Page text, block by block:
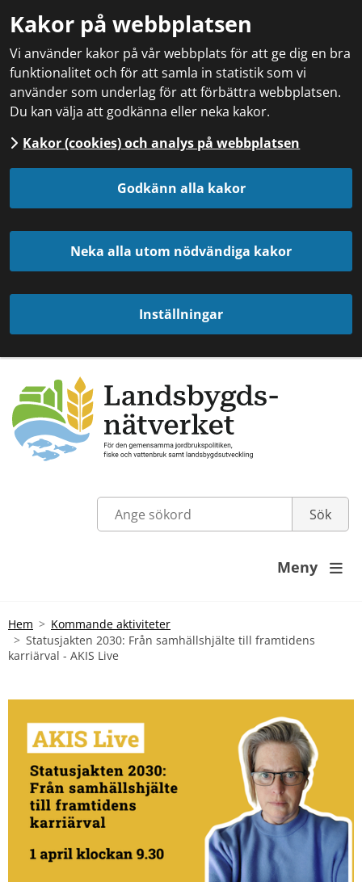
Kakor på webbplatsen
Vi använder kakor på vår webbplats för att ge dig en bra
funktionalitet och för att samla in statistik som vi
använder som underlag för att förbättra webbplatsen.
Du kan välja att godkänna eller neka kakor.
Kakor (cookies) och analys på webbplatsen
Godkänn alla kakor
Neka alla utom nödvändiga kakor
Inställningar
Meny 
Hem
Kommande aktiviteter
Statusjakten 2030: Från samhällshjälte till framtidens
karriärval - AKIS Live